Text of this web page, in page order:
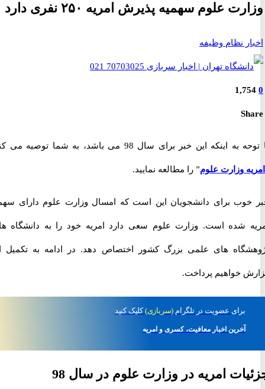
علوم سهمیه پذیرش امریه ۲۵۰ نفری دارد
نظام وظیفه
با توحه به اینکه این خبر برای سال 98 می باشد، به شما توصیه می کنیم
وزارت علوم” را مطالعه نمایید.
برای دانشجویان این است که امسال وزارت علوم دارای سهمیه
شده است. وزارت علوم سعی دارد امریه خود را به دانشگاه ها و
های علمی بزرگ کشور اختصاص دهد. در ادامه به تکمیل این
خواهیم پرداخت.
عضویت در تلگرام(سربازی) کلیک کنید
آخرین اخبار معافیت، کسری و امریه
امریه در وزارت علوم در سال 98